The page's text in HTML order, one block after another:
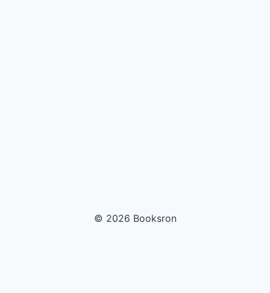
© 2026 Booksron